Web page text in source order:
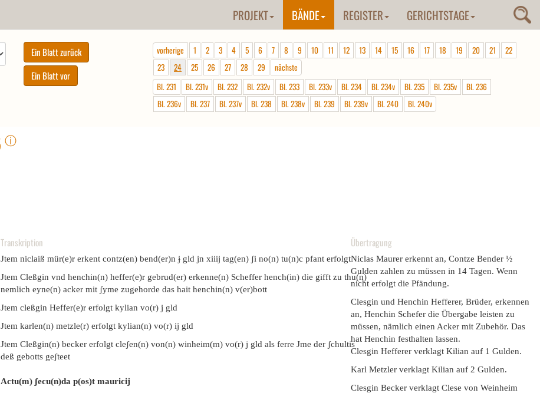
PROJEKT BÄNDE REGISTER GERICHTSTAGE
vorherige 1 2 3 4 5 6 7 8 9 10 11 12 13 14 15 16 17 18 19 20 21
22
23
24 25 26 27 28 29
nächste
Bl. 231
Bl. 231v Bl. 232 Bl. 232v Bl. 233 Bl. 233v Bl. 234 Bl. 234v Bl. 235 Bl. 235v
Bl. 236
Bl. 236v
Bl. 237 Bl. 237v Bl. 238 Bl. 238v Bl. 239 Bl. 239v Bl. 240 Bl. 240v
ⓘ
Transkription
Jtem niclaiß mür(e)r erkent contz(en) bend(er)n ɉ gld jn xiiij tag(en) ʃi no(n) tu(n)c pfant erfolgt
Jtem Cleßgin vnd henchin(n) heffer(e)r gebrud(er) erkenne(n) Scheffer hench(in) die gifft zu thu(n)
nemlich eyne(n) acker mit ʃyme zugehorde das hait henchin(n) v(er)bott
Jtem cleßgin Heffer(e)r erfolgt kylian vo(r) j gld
Jtem karlen(n) metzle(r) erfolgt kylian(n) vo(r) ij gld
Jtem Cleßgin(n) becker erfolgt cleʃen(n) von(n) winheim(m) vo(r) j gld als ferre Jme der ʃchultis
deß gebotts geʃteet
Actu(m) ʃecu(n)da p(os)t mauricij
Übertragung
Niclas Maurer erkennt an, Contze Bender ½
Gulden zahlen zu müssen in 14 Tagen. Wenn
nicht erfolgt die Pfändung.
Clesgin und Henchin Hefferer, Brüder, erkennen
an, Henchin Schefer die Übergabe leisten zu
müssen, nämlich einen Acker mit Zubehör. Das
hat Henchin festhalten lassen.
Clesgin Hefferer verklagt Kilian auf 1 Gulden.
Karl Metzler verklagt Kilian auf 2 Gulden.
Clesgin Becker verklagt Clese von Weinheim